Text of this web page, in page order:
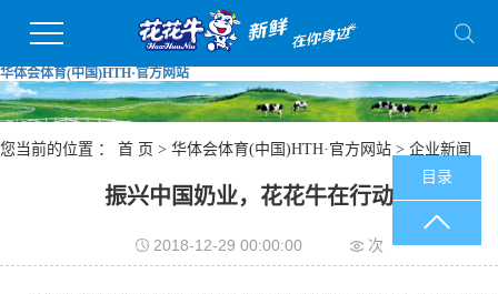
华体会体育(中国)HTH·官方网站
您当前的位置 ： 首 页 > 华体会体育(中国)HTH·官方网站 > 企业新闻
振兴中国奶业，花花牛在行动
2018-12-29 00:00:00 次
目录